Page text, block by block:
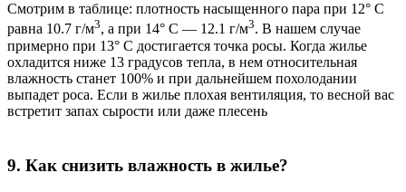
Смотрим в таблице: плотность насыщенного пара при 12° C
равна 10.7 г/м3, а при 14° C — 12.1 г/м3. В нашем случае
примерно при 13° C достигается точка росы. Когда жилье
охладится ниже 13 градусов тепла, в нем относительная
влажность станет 100% и при дальнейшем похолодании
выпадет роса. Если в жилье плохая вентиляция, то весной вас
встретит запах сырости или даже плесень
9. Как снизить влажность в жилье?